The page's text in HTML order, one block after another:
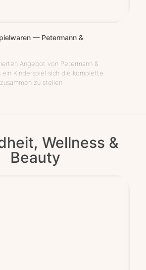
— Peter­mann &
Angebot von Petermann &
ein Kinderspiel sich die komplette
zu stellen.
Wellness &
Beauty